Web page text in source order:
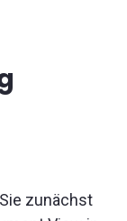
zunächst